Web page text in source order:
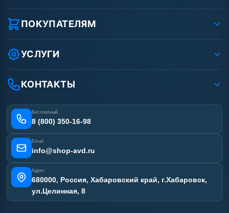
О компании
Реквизиты ООО «Шоп АВД»
Защита данных клиента
Условия соглашения
Вакансии
Статьи
ПОКУПАТЕЛЯМ
Как заказать?
Оплата
Доставка
Лизинг
Получить скидку
УСЛУГИ
Ремонт АВД
Сертификаты
Наши работы
Отзывы наших клиентов
Карта сайта
КОНТАКТЫ
Бесплатный
8 (800) 350-16-98
Email
info@shop-avd.ru
Адрес
680000, Россия, Хабаровский край, г.Хабаровск,
ул.Целинная, 8